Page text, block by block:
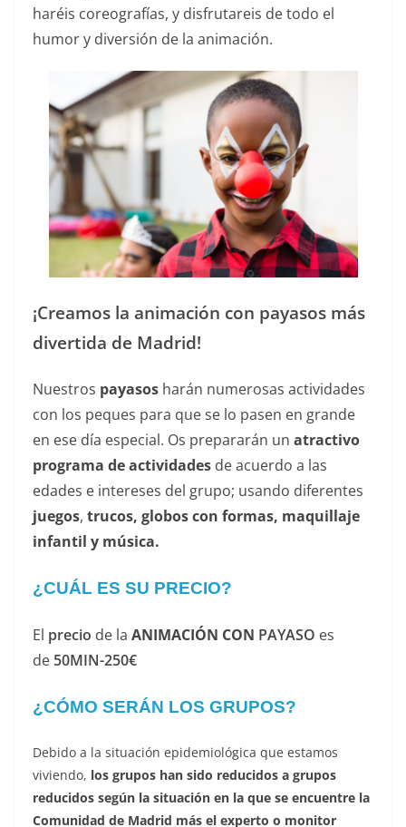
haréis coreografías, y disfrutareis de todo el
humor y diversión de la animación.
¡Creamos la animación con payasos más
divertida de Madrid!
Nuestros payasos harán numerosas actividades
con los peques para que se lo pasen en grande
en ese día especial. Os prepararán un atractivo
programa de actividades de acuerdo a las
edades e intereses del grupo; usando diferentes
juegos, trucos, globos con formas, maquillaje
infantil y música.
¿CUÁL ES SU PRECIO?
El precio de la ANIMACIÓN CON PAYASO es
de 50MIN-250€
¿CÓMO SERÁN LOS GRUPOS?
Debido a la situación epidemiológica que estamos
viviendo, los grupos han sido reducidos a grupos
reducidos según la situación en la que se encuentre la
Comunidad de Madrid más el experto o monitor